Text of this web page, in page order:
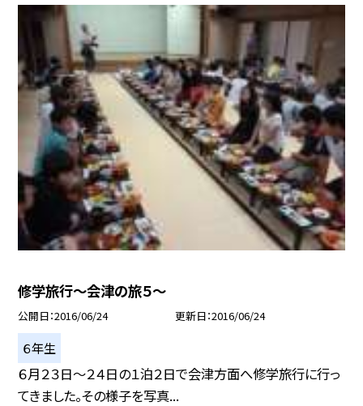
修学旅行〜会津の旅５〜
公開日 2016/06/24 更新日 2016/06/24
６年生
６月２３日〜２４日の１泊２日で会津方面へ修学旅行に行っ
てきました。その様子を写真...